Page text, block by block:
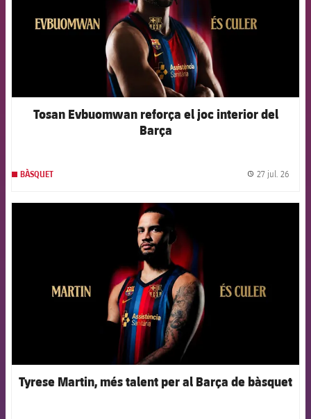
Tosan Evbuomwan reforça el joc interior del
Barça
BÀSQUET 27 jul. 26
FCB Barcelona badge
Tyrese Martin, més talent per al Barça de bàsquet